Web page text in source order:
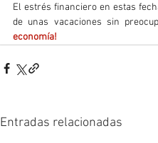
El estrés financiero en estas
de unas vacaciones sin
economía!
Entradas relacionadas